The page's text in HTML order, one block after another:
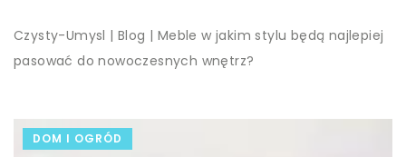
Czysty-Umysl |Blog | Meble w jakim stylu będą najlepiej
pasować do nowoczesnych wnętrz?
DOM I OGRÓD